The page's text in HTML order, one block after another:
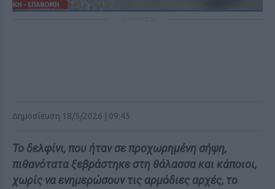
Δημοσίευση 18/5/2026 | 09:45
Το δελφίνι, που ήταν σε προχωρημένη σήψη,
πιθανότατα ξεβράστηκε στη θάλασσα και κάποιοι,
χωρίς να ενημερώσουν τις αρμόδιες αρχές, το